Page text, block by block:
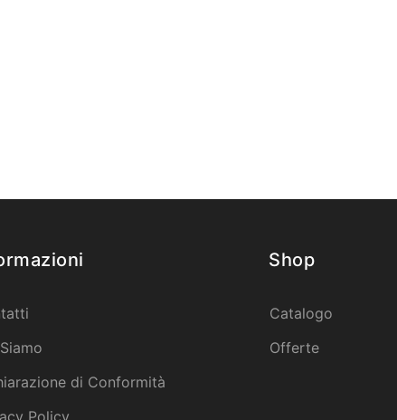
di Conformità
Policy
Shop
Catalogo
Offerte